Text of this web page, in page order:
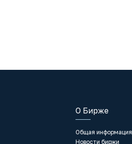
О Бирже
Общая информация
Новости биржи